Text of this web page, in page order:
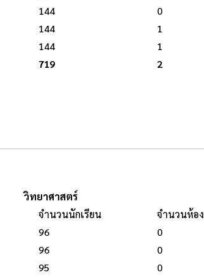
144 0
144 1
144 1
719 2
วิทยาศาสตร์
จำนวนนักเรียน จำนวนห้อง
96 0
96 0
95 0